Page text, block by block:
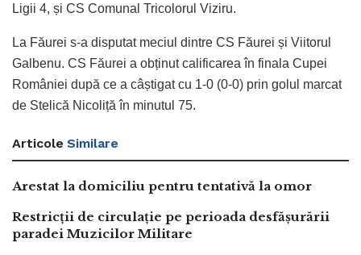
Ligii 4, și CS Comunal Tricolorul Viziru.
La Făurei s-a disputat meciul dintre CS Făurei și Viitorul
Galbenu. CS Făurei a obținut calificarea în finala Cupei
României după ce a câștigat cu 1-0 (0-0) prin golul marcat
de Stelică Nicoliță în minutul 75.
Articole Similare
Arestat la domiciliu pentru tentativă la omor
Restricții de circulație pe perioada desfășurării
paradei Muzicilor Militare